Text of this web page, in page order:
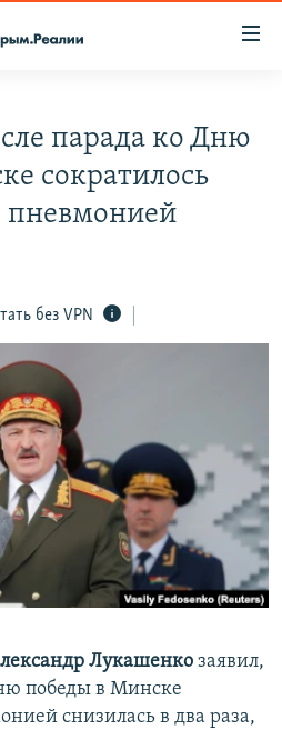
11 ИСТОРИЙ СОПРОТИВЛЕНИЯ
парада ко Дню
сократилось
пневмонией
без VPN
Лукашенко заявил,
победы в Минске
снизилась в два раза,